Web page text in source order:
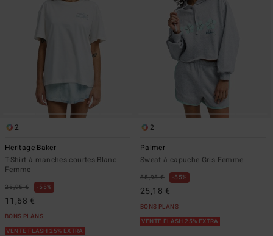
2
Heritage Baker
T-Shirt à manches courtes Blanc
Femme
25,95 € 55%
11,68 €
BONS PLANS
VENTE FLASH 25% EXTRA
2
Palmer
Sweat à capuche Gris Femme
55,95 € 55%
25,18 €
BONS PLANS
VENTE FLASH 25% EXTRA